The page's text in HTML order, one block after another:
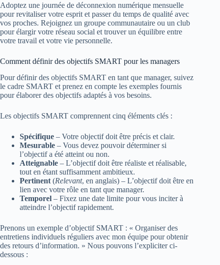
Adoptez une journée de déconnexion numérique mensuelle
pour revitaliser votre esprit et passer du temps de qualité avec
vos proches. Rejoignez un groupe communautaire ou un club
pour élargir votre réseau social et trouver un équilibre entre
votre travail et votre vie personnelle.
Comment définir des objectifs SMART pour les managers
Pour définir des objectifs SMART en tant que manager, suivez
le cadre SMART et prenez en compte les exemples fournis
pour élaborer des objectifs adaptés à vos besoins.
Les objectifs SMART comprennent cinq éléments clés :
Spécifique – Votre objectif doit être précis et clair.
Mesurable – Vous devez pouvoir déterminer si
l’objectif a été atteint ou non.
Atteignable – L’objectif doit être réaliste et réalisable,
tout en étant suffisamment ambitieux.
Pertinent (Relevant, en anglais) – L’objectif doit être en
lien avec votre rôle en tant que manager.
Temporel – Fixez une date limite pour vous inciter à
atteindre l’objectif rapidement.
Prenons un exemple d’objectif SMART : « Organiser des
entretiens individuels réguliers avec mon équipe pour obtenir
des retours d’information. » Nous pouvons l’expliciter ci-
dessous :